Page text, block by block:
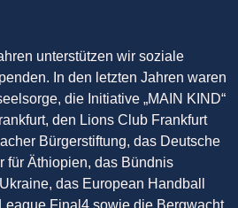
unterstützen wir soziale
In den letzten Jahren waren
die Initiative „MAIN KIND“
den Lions Club Frankfurt
Bürgerstiftung, das Deutsche
für Äthiopien, das Bündnis
das European Handball